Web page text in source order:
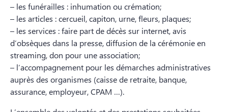
– les funérailles : inhumation ou crémation;
– les articles : cercueil, capiton, urne, fleurs, plaques;
– les services : faire part de décès sur internet, avis
d’obsèques dans la presse, diffusion de la cérémonie en
streaming, don pour une association;
– l’accompagnement pour les démarches administratives
auprès des organismes (caisse de retraite, banque,
assurance, employeur, CPAM …).